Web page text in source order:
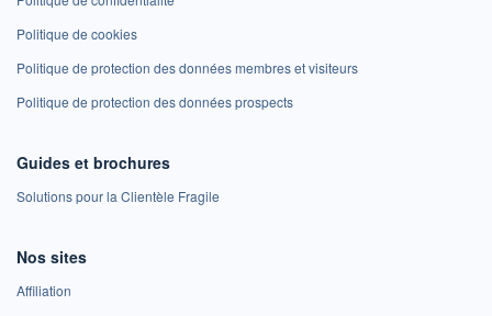
Politique de cookies
Politique de protection des données membres et visiteurs
Politique de protection des données prospects
Guides et brochures
Solutions pour la Clientèle Fragile
Nos sites
Affiliation